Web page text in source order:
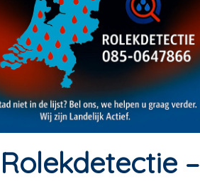
Rolekdetectie –